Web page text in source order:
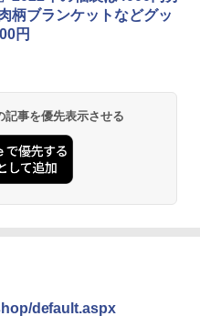
柄ブランケットなどグッ
円
事を優先表示させる
default.aspx